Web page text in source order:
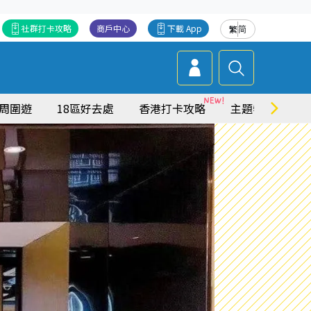
繁简
下載 App
商戶中心
社群打卡攻略
圍遊 18區好去處 香港打卡攻略 主題特集